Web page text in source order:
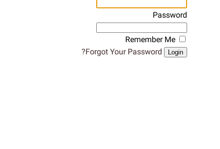
Password
Remember Me
Login
Forgot Your Password?